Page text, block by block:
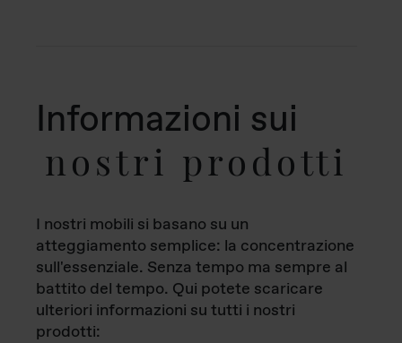
Informazioni sui
nostri prodotti
I nostri mobili si basano su un
atteggiamento semplice: la concentrazione
sull'essenziale. Senza tempo ma sempre al
battito del tempo. Qui potete scaricare
ulteriori informazioni su tutti i nostri
prodotti: